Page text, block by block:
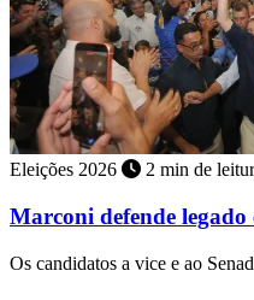
Eleições 2026 2 min de
Marconi defende
Os candidatos a vice e ao